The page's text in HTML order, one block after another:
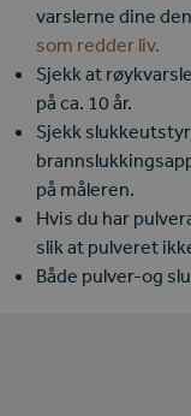
varslerne dine
som redder liv.
Sjekk at
på ca. 10 år.
Sjekk
på måleren.
Hvis du har
slik at pulveret
Både pulver-og